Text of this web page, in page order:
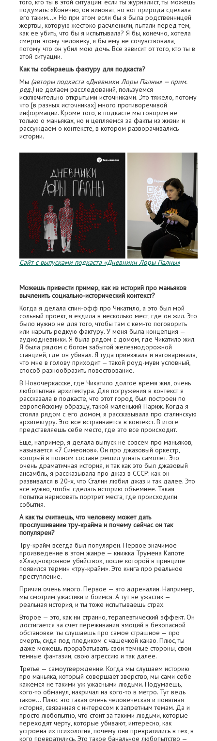
того, кто ты в этой ситуации: если ты журналист, ты можешь
подумать: «Конечно, он виноват, но вот природа сделала
его таким…» Но при этом если бы я была родственницей
жертвы, которую жестоко расчленили, пытали перед тем,
как ее убить, что бы я испытывала? Я бы, конечно, хотела
смерти этому человеку, я бы ему не сочувствовала,
потому что он убил мою дочь. Все зависит от того, кто ты в
этой ситуации.
Как ты собираешь фактуру для подкаста?
Мы (авторы подкаста «Дневники Лоры Палны» — прим.
ред.)не делаем расследований, пользуемся
исключительно открытыми источниками. Это тяжело, потому
что [в разных источниках] много противоречивой
информации. Кроме того, в подкасте мы говорим не
только о маньяках, но и цепляемся за факты из жизни и
рассуждаем о контексте, в котором разворачивались
истории.
Сайт с выпусками подкаста «Дневники Лоры Палны»
Можешь привести пример, как из историй про маньяков
вычленить социально-исторический контекст?
Когда я делала спин-офф про Чикатило, а это был мой
сольный проект, я ездила в несколько мест, где он жил. Это
было нужно не для того, чтобы там с кем-то поговорить
или нарыть редкую фактуру. У меня была концепция —
аудиодневники. Я была рядом с домом, где Чикатило жил.
Я была рядом с богом забытой железнодорожной
станцией, где он убивал. Я туда приезжала и наговаривала,
что мне в голову приходит — такой роуд-муви условный,
способ разнообразить повествование.
В Новочеркасске, где Чикатило долгое время жил, очень
любопытная архитектура. Для погружения в контекст я
рассказала в подкасте, что этот город был построен по
европейскому образцу, такой маленький Париж. Когда я
стояла рядом с его домом, я рассказывала про сталинскую
архитектуру. Это все встраивается в контекст. В итоге
представляешь себе место, где это все происходит.
Еще, например, я делала выпуск не совсем про маньяков,
называется «7 Симеонов». Он про джазовый оркестр,
который в полном составе решил угнать самолет. Это
очень драматичная история, и так как это был джазовый
ансамбль, я рассказывала про джаз в СССР: как он
развивался в 20-х, что Сталин любил джаз и так далее. Это
все нужно, чтобы сделать историю объемнее. Такая
попытка нарисовать портрет места, где происходили
события.
А как ты считаешь, что человеку может дать
прослушивание тру-крайма и почему сейчас он так
популярен?
Тру-крайм всегда был популярен. Первое значимое
произведение в этом жанре — книжка Трумена Капоте
«Хладнокровное убийство», после которой в принципе
появился термин «тру-крайм». Это книга про реальное
преступление.
Причин очень много. Первое — это адреналин. Например,
мы смотрим ужастики и боимся. А тут не ужастик —
реальная история, и ты тоже испытываешь страх.
Второе — это, как ни странно, терапевтический эффект. Он
достигается за счет переживания эмоций в безопасной
обстановке: ты слушаешь про самое страшное — про
смерть, сидя под пледиком с чашечкой какао. Плюс, ты
даже можешь прорабатывать свои темные стороны, свои
темные фантазии, свою агрессию и так далее.
Третье — самоутверждение. Когда мы слушаем историю
про маньяка, который совершает зверство, мы сами себе
кажемся не такими уж ужасными людьми. Подумаешь,
кого-то обманул, накричал на кого-то в метро. Тут ведь
такое… Плюс это такая очень человеческая и понятная
история, связанная с интересом к запретным темам. Да и
просто любопытно, что стоит за такими людьми, которые
переходят черту, которые убивают, интересно, как
устроена их психология, почему они превратились в тех, в
кого превратились. Это такое банальное любопытство —